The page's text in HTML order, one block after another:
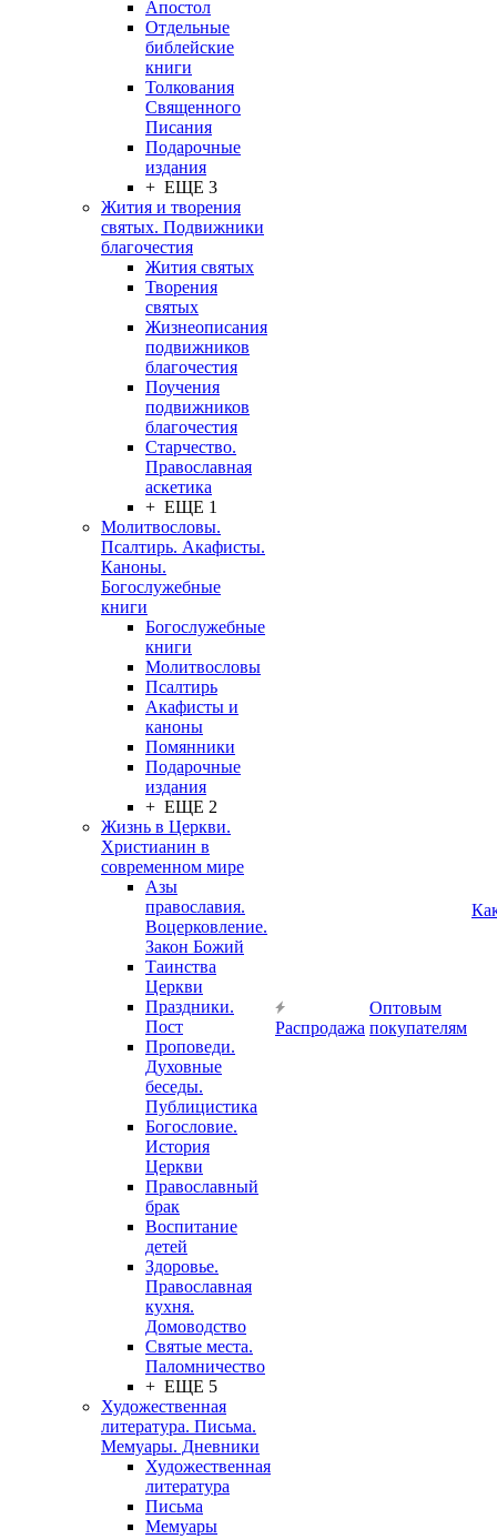
Апостол
Отдельные
библейские
книги
Толкования
Священного
Писания
Подарочные
издания
+ ЕЩЕ 3
Жития и творения
святых. Подвижники
благочестия
Жития святых
Творения
святых
Жизнеописания
подвижников
благочестия
Поучения
подвижников
благочестия
Старчество.
Православная
аскетика
+ ЕЩЕ 1
Молитвословы.
Псалтирь. Акафисты.
Каноны.
Богослужебные
книги
Богослужебные
книги
Молитвословы
Псалтирь
Акафисты и
каноны
Помянники
Подарочные
издания
+ ЕЩЕ 2
Жизнь в Церкви.
Христианин в
современном мире
Азы
православия.
Воцерковление.
Закон Божий
Таинства
Церкви
Праздники.
Пост
Проповеди.
Духовные
беседы.
Публицистика
Богословие.
История
Церкви
Православный
брак
Воспитание
детей
Здоровье.
Православная
кухня.
Домоводство
Святые места.
Паломничество
+ ЕЩЕ 5
Художественная
литература. Письма.
Мемуары. Дневники
Художественная
литература
Письма
Мемуары
Распродажа
Оптовым
покупателям